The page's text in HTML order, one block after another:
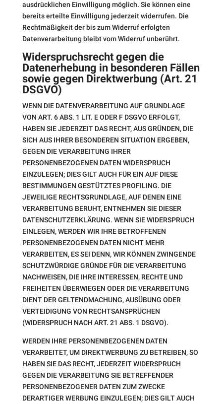
ausdrücklichen Einwilligung möglich. Sie können eine
bereits erteilte Einwilligung jederzeit widerrufen. Die
Rechtmäßigkeit der bis zum Widerruf erfolgten
Datenverarbeitung bleibt vom Widerruf unberührt.
Widerspruchsrecht gegen die
Datenerhebung in besonderen Fällen
sowie gegen Direktwerbung (Art. 21
DSGVO)
WENN DIE DATENVERARBEITUNG AUF GRUNDLAGE
VON ART. 6 ABS. 1 LIT. E ODER F DSGVO ERFOLGT,
HABEN SIE JEDERZEIT DAS RECHT, AUS GRÜNDEN, DIE
SICH AUS IHRER BESONDEREN SITUATION ERGEBEN,
GEGEN DIE VERARBEITUNG IHRER
PERSONENBEZOGENEN DATEN WIDERSPRUCH
EINZULEGEN; DIES GILT AUCH FÜR EIN AUF DIESE
BESTIMMUNGEN GESTÜTZTES PROFILING. DIE
JEWEILIGE RECHTSGRUNDLAGE, AUF DENEN EINE
VERARBEITUNG BERUHT, ENTNEHMEN SIE DIESER
DATENSCHUTZERKLÄRUNG. WENN SIE WIDERSPRUCH
EINLEGEN, WERDEN WIR IHRE BETROFFENEN
PERSONENBEZOGENEN DATEN NICHT MEHR
VERARBEITEN, ES SEI DENN, WIR KÖNNEN ZWINGENDE
SCHUTZWÜRDIGE GRÜNDE FÜR DIE VERARBEITUNG
NACHWEISEN, DIE IHRE INTERESSEN, RECHTE UND
FREIHEITEN ÜBERWIEGEN ODER DIE VERARBEITUNG
DIENT DER GELTENDMACHUNG, AUSÜBUNG ODER
VERTEIDIGUNG VON RECHTSANSPRÜCHEN
(WIDERSPRUCH NACH ART. 21 ABS. 1 DSGVO).
WERDEN IHRE PERSONENBEZOGENEN DATEN
VERARBEITET, UM DIREKTWERBUNG ZU BETREIBEN, SO
HABEN SIE DAS RECHT, JEDERZEIT WIDERSPRUCH
GEGEN DIE VERARBEITUNG SIE BETREFFENDER
PERSONENBEZOGENER DATEN ZUM ZWECKE
DERARTIGER WERBUNG EINZULEGEN; DIES GILT AUCH